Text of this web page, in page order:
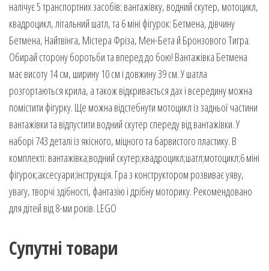
налічує 5 транспортних засобів: вантажівку, водний скутер, мотоцикл,
квадроцикл, літальний шатл, та 6 міні фігурок: Бетмена, дівчину
Бетмена, Найтвінга, Містера Фріза, Мен-Бета й Бронзового Тигра.
Обирай сторону боротьби та вперед до бою! Вантажівка Бетмена
має висоту 14 см, ширину 10 см і довжину 39 см. У шатла
розгортаються крила, а також відкривається дах і всередину можна
помістити фігурку. Ще можна відстебнути мотоцикл із задньої частини
вантажівки та відпустити водний скутер спереду від вантажівки. У
наборі 743 деталі із якісного, міцного та барвистого пластику. В
комплекті: вантажівка;водний скутер;квадроцикл;шатл;мотоцикл;6 міні
фігурок;аксесуари;інструкція. Гра з конструктором розвиває уяву,
увагу, творчі здібності, фантазію і дрібну моторику. Рекомендовано
для дітей від 8-ми років. LEGO
Супутні товари